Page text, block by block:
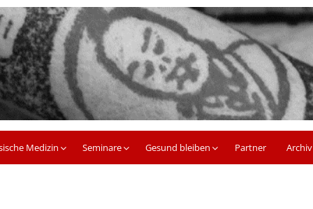
Medizin Seminare Gesund bleiben Partner Archiv